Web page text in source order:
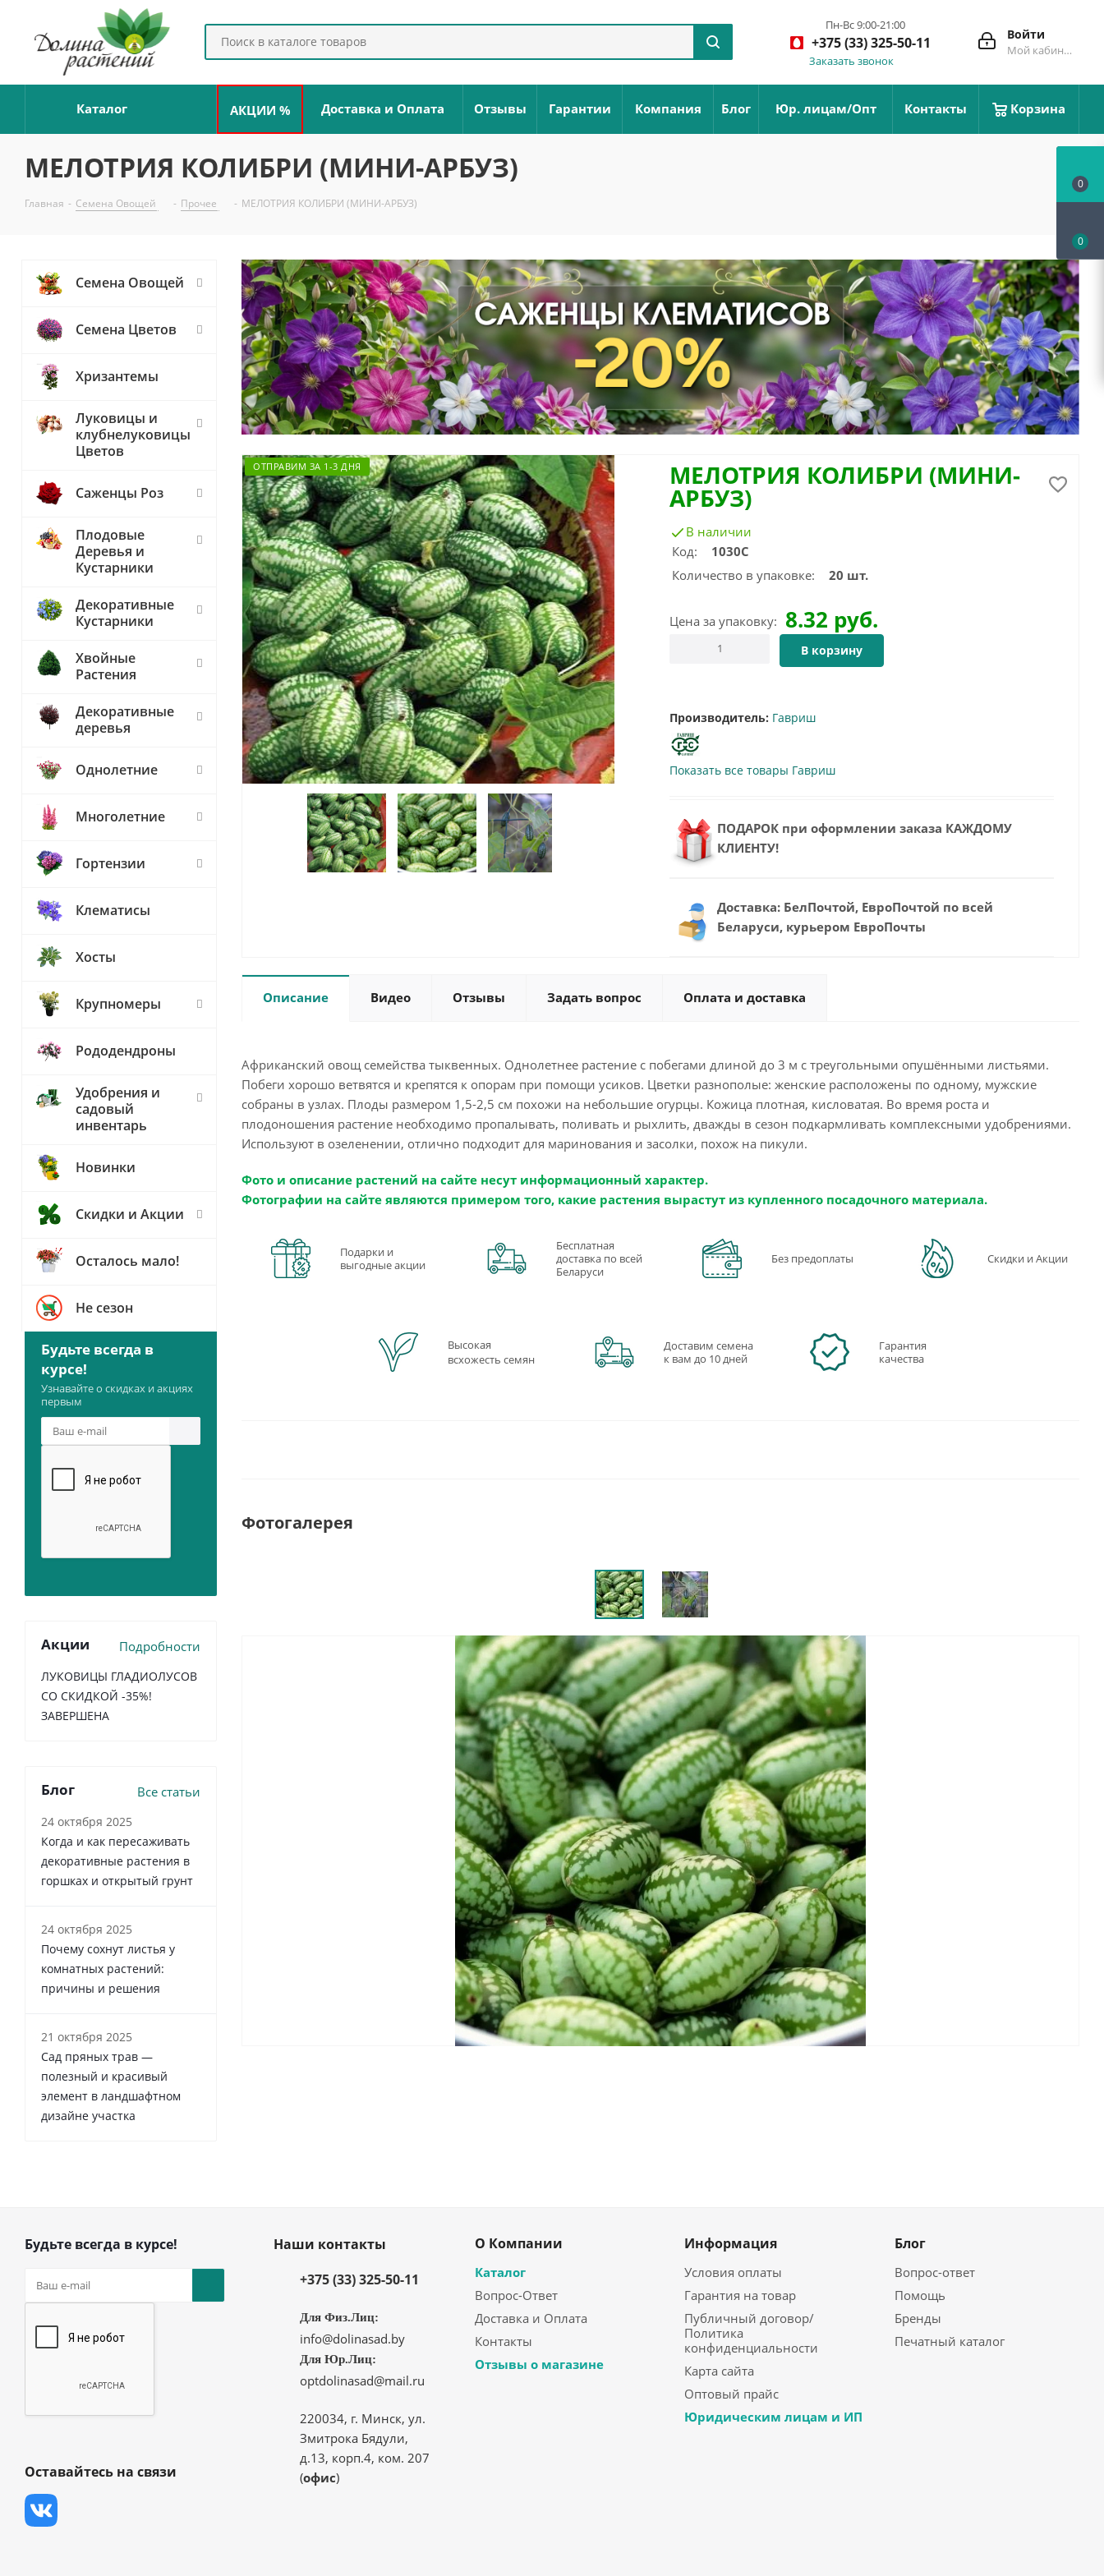
Войти
Мой кабинет
Пн-Вс 9:00-21:00
+375 (33) 325-50-11
Заказать звонок
Каталог АКЦИИ % Доставка и Оплата Отзывы Гарантии Компания Блог Юр. лицам/Опт Контакты Корзина
МЕЛОТРИЯ КОЛИБРИ (МИНИ-АРБУЗ)
Главная - Семена Овощей - Прочее - МЕЛОТРИЯ КОЛИБРИ (МИНИ-АРБУЗ)
ОТПРАВИМ ЗА 1-3 ДНЯ МЕЛОТРИЯ КОЛИБРИ (МИНИ-
АРБУЗ)
В наличии
Код:
1030С
Количество в упаковке:
20 шт.
Цена за упаковку: 8.32 руб.
В корзину
Производитель: Гавриш
Показать все товары Гавриш
ПОДАРОК при оформлении заказа КАЖДОМУ
КЛИЕНТУ!
Доставка: БелПочтой, ЕвроПочтой по всей
Беларуси, курьером ЕвроПочты
Описание Видео Отзывы Задать вопрос Оплата и доставка
Африканский овощ семейства тыквенных. Однолетнее растение с побегами длиной до 3 м с треугольными опушёнными листьями.
Побеги хорошо ветвятся и крепятся к опорам при помощи усиков. Цветки разнополые: женские расположены по одному, мужские
собраны в узлах. Плоды размером 1,5-2,5 см похожи на небольшие огурцы. Кожица плотная, кисловатая. Во время роста и
плодоношения растение необходимо пропалывать, поливать и рыхлить, дважды в сезон подкармливать комплексными удобрениями.
Используют в озеленении, отлично подходит для маринования и засолки, похож на пикули.
Фото и описание растений на сайте несут информационный характер.
Фотографии на сайте являются примером того, какие растения вырастут из купленного посадочного материала.
Подарки и
выгодные акции
Бесплатная
доставка по всей
Беларуси
Без предоплаты Скидки и Акции
Высокая
всхожесть семян
Доставим семена
к вам до 10 дней
Гарантия
качества
Фотогалерея
Семена Овощей
Семена Цветов
Хризантемы
Луковицы и
клубнелуковицы
Цветов
Саженцы Роз
Плодовые
Деревья и
Кустарники
Декоративные
Кустарники
Хвойные
Растения
Декоративные
деревья
Однолетние
Многолетние
Гортензии
Клематисы
Хосты
Крупномеры
Рододендроны
Удобрения и
садовый
инвентарь
Новинки
Скидки и Акции
Осталось мало!
Не сезон
Будьте всегда в
курсе!
Узнавайте о скидках и акциях
первым
Акции Подробности
ЛУКОВИЦЫ ГЛАДИОЛУСОВ
СО СКИДКОЙ -35%!
ЗАВЕРШЕНА
Блог Все статьи
24 октября 2025
Когда и как пересаживать
декоративные растения в
горшках и открытый грунт
24 октября 2025
Почему сохнут листья у
комнатных растений:
причины и решения
21 октября 2025
Сад пряных трав —
полезный и красивый
элемент в ландшафтном
дизайне участка
Будьте всегда в курсе!
Оставайтесь на связи
Наши контакты
+375 (33) 325-50-11
Для Физ.Лиц:
info@dolinasad.by
Для Юр.Лиц:
optdolinasad@mail.ru
220034, г. Минск, ул.
Змитрока Бядули,
д.13, корп.4, ком. 207
(офис)
О Компании
Каталог
Вопрос-Ответ
Доставка и Оплата
Контакты
Отзывы о магазине
Информация
Условия оплаты
Гарантия на товар
Публичный договор/
Политика
конфиденциальности
Карта сайта
Оптовый прайс
Юридическим лицам и ИП
Блог
Вопрос-ответ
Помощь
Бренды
Печатный каталог
0
0